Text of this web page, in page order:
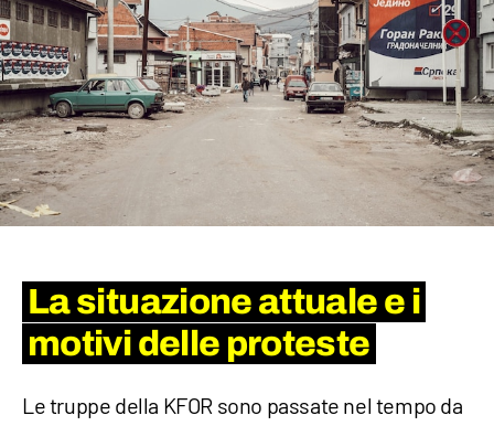
La situazione attuale e i
motivi delle proteste
Le truppe della KFOR sono passate nel tempo da